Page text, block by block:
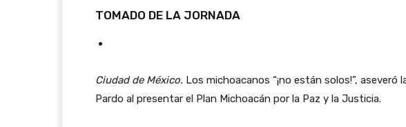
TOMADO DE LA JORNADA
Ciudad de México. Los michoacanos “¡no están solos!”, aseveró
Pardo al presentar el Plan Michoacán por la Paz y la Justicia.